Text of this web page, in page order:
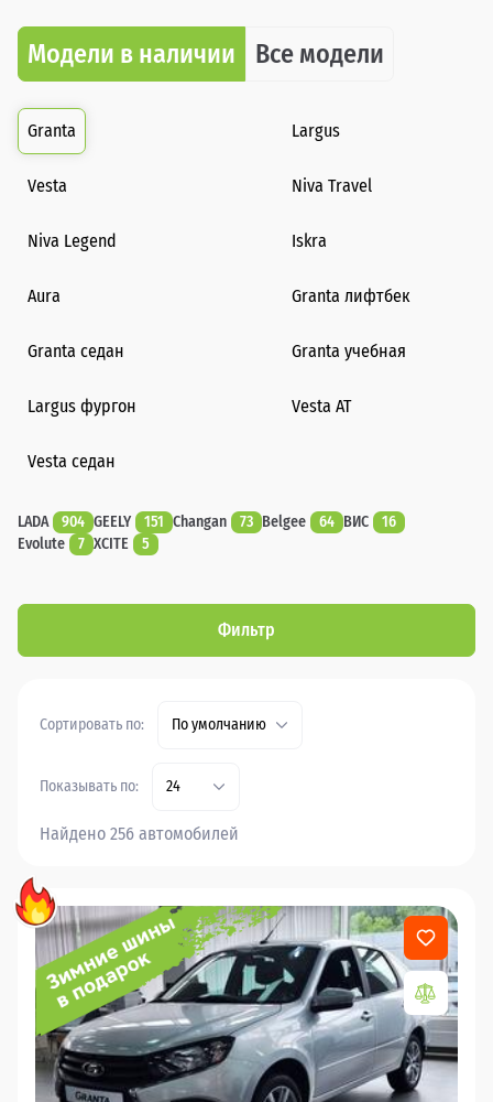
Модели в наличии Все модели
Granta Largus
Vesta Niva Travel
Niva Legend Iskra
Aura Granta лифтбек
Granta седан Granta учебная
Largus фургон Vesta AT
Vesta седан
LADA 904 GEELY 151 Changan 73 Belgee 64 ВИС
16
Evolute
7 XCITE 5
Фильтр
Сортировать по: По умолчанию
Показывать по: 24
Найдено 256 автомобилей